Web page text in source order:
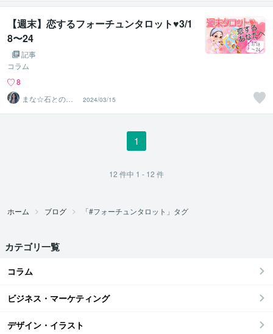
【週末】恋するフォーチュンタロット♥3/1
8〜24
記事
コラム
8
まな☆石との絆
を整える占い師
＆セラピスト
2024/03/15
1
12 件中 1 - 12 件
ホーム ブログ 「#フォーチュンタロット」タグ
カテゴリ一覧
コラム
ビジネス・マーケティング
デザイン・イラスト